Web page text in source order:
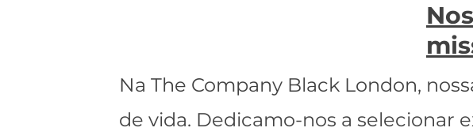
Na The Company Black London,
de vida. Dedicamo-nos a selecionar